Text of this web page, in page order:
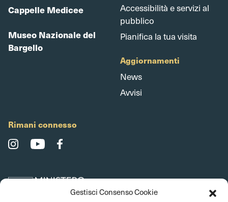
Gestisci Consenso Cookie
Cappelle Medicee
Museo Nazionale del
Bargello
Accessibilità e servizi al
pubblico
Pianifica la tua visita
Aggiornamenti
News
Avvisi
Rimani connesso